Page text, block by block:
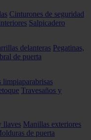
Cinturones de seguridad
Salpicadero
delanteras Pegatinas,
de puerta
limpiaparabrisas
Travesaños y
llaves Manillas exteriores
de puerta